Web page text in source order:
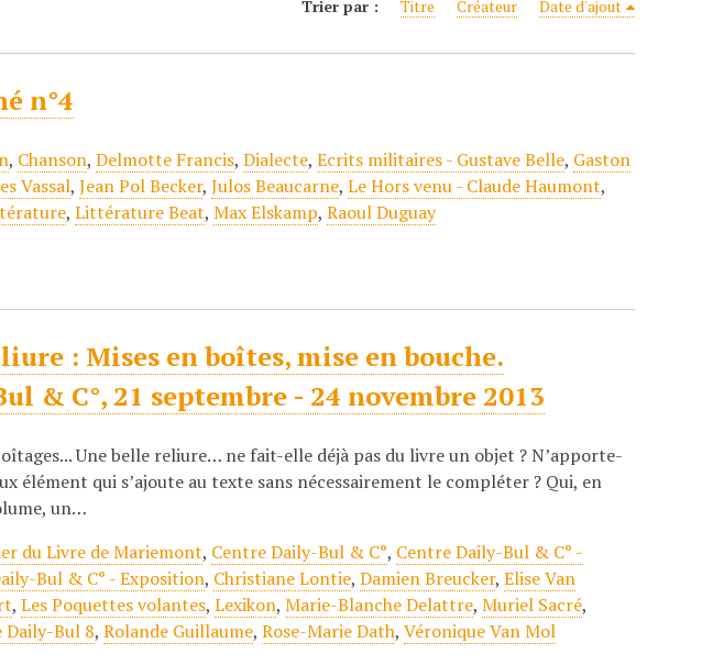
Trier par : Titre Créateur Date d'ajout
n°4
, Chanson,Delmotte Francis,Dialecte,Ecrits militaires - Gustave Belle, Gaston
Vassal,Jean Pol Becker,Julos Beaucarne,Le Hors venu - Claude Haumont,
,Littérature Beat,Max Elskamp,Raoul Duguay
: Mises en boîtes, mise en bouche.
& C°, 21 septembre - 24 novembre 2013
Une belle reliure… ne fait-elle déjà pas du livre un objet ? N’apporte-
élément qui s’ajoute au texte sans nécessairement le compléter ? Qui, en
un…
du Livre de Mariemont, Centre Daily-Bul & C°, Centre Daily-Bul & C° -
Bul & C° - Exposition, Christiane Lontie,Damien Breucker,Elise Van
,Les Poquettes volantes,Lexikon,Marie-Blanche Delattre,Muriel Sacré,
Daily-Bul 8,Rolande Guillaume,Rose-Marie Dath,Véronique Van Mol